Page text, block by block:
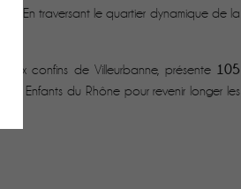
En traversant le quartier dynamique de la
confins de Villeurbanne, présente 105
Enfants du Rhône pour revenir longer les